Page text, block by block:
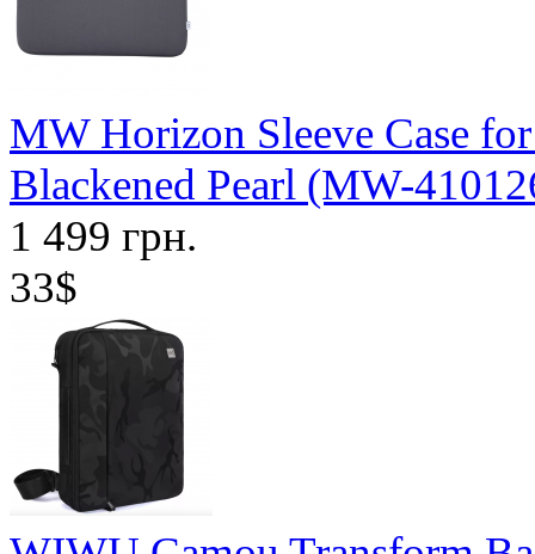
MW Horizon Sleeve Case
Blackened Pearl (MW-
1 499 грн.
33$